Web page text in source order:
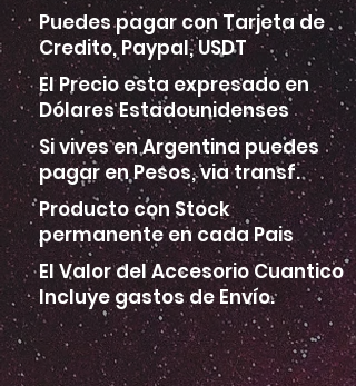
Puedes pagar con Tarjeta de
Credito, Paypal, USDT
El Precio esta expresado en
Dólares Estadounidenses
Si vives en Argentina puedes
pagar en Pesos, via transf.
Producto con Stock
permanente en cada Pais
El Valor del Accesorio Cuantico
Incluye gastos de Envío.